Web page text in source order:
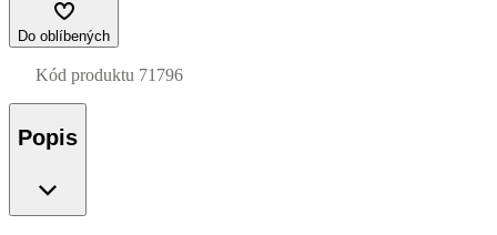
Do oblíbených
Kód produktu 71796
Popis